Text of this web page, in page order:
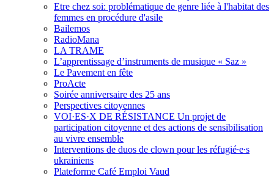
Etre chez soi: problématique de genre liée à l'habitat des
femmes en procédure d'asile
Bailemos
RadioMana
LA TRAME
L’apprentissage d’instruments de musique « Saz »
Le Pavement en fête
ProActe
Soirée anniversaire des 25 ans
Perspectives citoyennes
VOI·ES·X DE RÉSISTANCE Un projet de
participation citoyenne et des actions de sensibilisation
au vivre ensemble
Interventions de duos de clown pour les réfugié∙e∙s
ukrainiens
Plateforme Café Emploi Vaud